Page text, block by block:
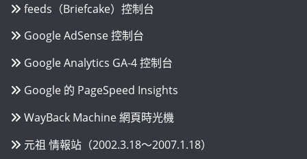
feeds（Briefcake）控制台
Google AdSense 控制台
Google Analytics GA-4 控制台
Google 的 PageSpeed Insights
WayBack Machine 網頁時光機
元祖 情報站（2002.3.18～2007.1.18）